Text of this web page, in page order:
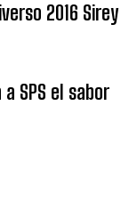
2016 Sirey
SPS el sabor